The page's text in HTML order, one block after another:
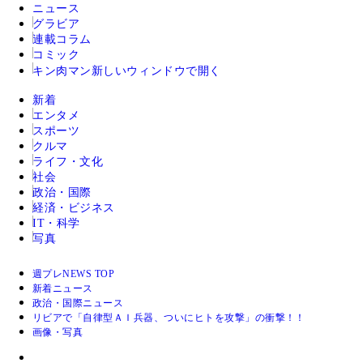
ニュース
グラビア
連載コラム
コミック
キン肉マン 新しいウィンドウで開く
新着
エンタメ
スポーツ
クルマ
ライフ・文化
社会
政治・国際
経済・ビジネス
IT・科学
写真
週プレNEWS TOP
新着ニュース
政治・国際ニュース
リビアで「自律型ＡＩ兵器、ついにヒトを攻撃」の衝撃！！
画像・写真